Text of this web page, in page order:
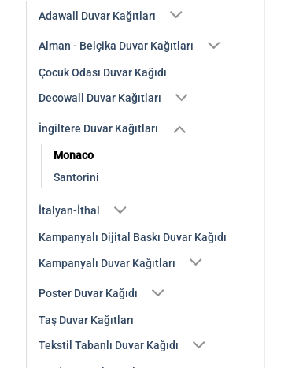
Adawall Duvar Kağıtları
Alman - Belçika Duvar Kağıtları
Çocuk Odası Duvar Kağıdı
Decowall Duvar Kağıtları
İngiltere Duvar Kağıtları
Monaco
Santorini
İtalyan-İthal
Kampanyalı Dijital Baskı Duvar Kağıdı
Kampanyalı Duvar Kağıtları
Poster Duvar Kağıdı
Taş Duvar Kağıtları
Tekstil Tabanlı Duvar Kağıdı